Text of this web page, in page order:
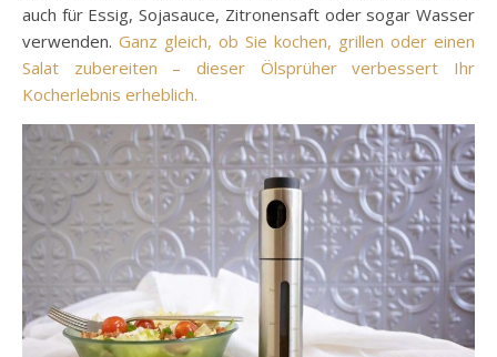
auch für Essig, Sojasauce, Zitronensaft oder sogar Wasser
verwenden. Ganz gleich, ob Sie kochen, grillen oder einen
Salat zubereiten – dieser Ölsprüher verbessert Ihr
Kocherlebnis erheblich.